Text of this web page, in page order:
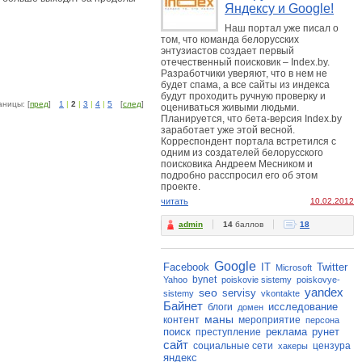
[пред] 1 | 2 | 3 | 4 | 5 [след]
Яндексу и Google!
Наш портал уже писал о
том, что команда белорусских
энтузиастов создает первый
отечественный поисковик – Index.by.
Разработчики уверяют, что в нем не
будет спама, а все сайты из индекса
будут проходить ручную проверку и
оцениваться живыми людьми.
Планируется, что бета-версия Index.by
заработает уже этой весной.
Корреспондент портала встретился с
одним из создателей белорусского
поисковика Андреем Месником и
подробно расспросил его об этом
проекте.
читать 10.02.2012
admin 14 баллов 18
Facebook Google IT Microsoft Twitter
Yahoo bynet poiskovie sistemy poiskovye-
sistemy seo servisy vkontakte yandex
Байнет блоги домен исследование
контент маны мероприятие персона
поиск преступление реклама рунет
сайт социальные сети хакеры цензура
яндекс